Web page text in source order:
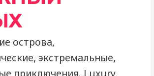
острова,
экстремальные,
приключения. Luxury,